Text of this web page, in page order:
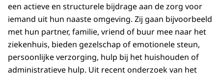
een actieve en structurele bijdrage aan de zorg voor
iemand uit hun naaste omgeving. Zij gaan bijvoorbeeld
met hun partner, familie, vriend of buur mee naar het
ziekenhuis, bieden gezelschap of emotionele steun,
persoonlijke verzorging, hulp bij het huishouden of
administratieve hulp. Uit recent onderzoek van het